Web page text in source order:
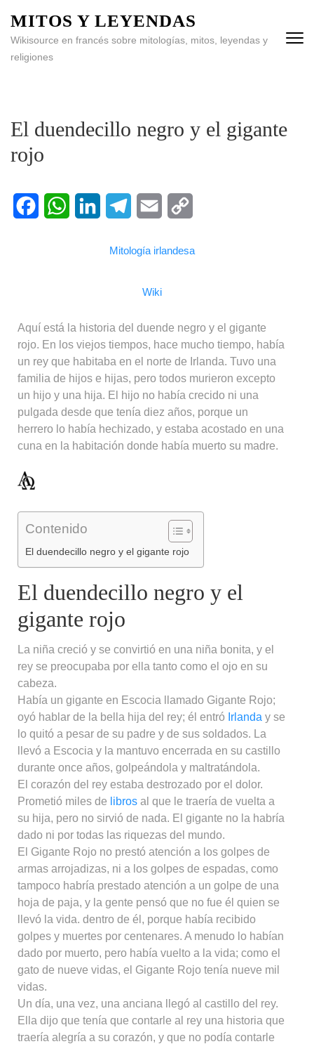
MITOS Y LEYENDAS
Wikisource en francés sobre mitologías, mitos, leyendas y
religiones
El duendecillo negro y el gigante
rojo
Link
Mitología irlandesa
Wiki
Aquí está la historia del duende negro y el gigante
rojo. En los viejos tiempos, hace mucho tiempo, había
un rey que habitaba en el norte de Irlanda. Tuvo una
familia de hijos e hijas, pero todos murieron excepto
un hijo y una hija. El hijo no había crecido ni una
pulgada desde que tenía diez años, porque un
herrero lo había hechizado, y estaba acostado en una
cuna en la habitación donde había muerto su madre.
Contenido
El duendecillo negro y el gigante rojo
El duendecillo negro y el
gigante rojo
La niña creció y se convirtió en una niña bonita, y el
rey se preocupaba por ella tanto como el ojo en su
cabeza.
Había un gigante en Escocia llamado Gigante Rojo;
oyó hablar de la bella hija del rey; él entró Irlanda y se
lo quitó a pesar de su padre y de sus soldados. La
llevó a Escocia y la mantuvo encerrada en su castillo
durante once años, golpeándola y maltratándola.
El corazón del rey estaba destrozado por el dolor.
Prometió miles de libros al que le traería de vuelta a
su hija, pero no sirvió de nada. El gigante no la habría
dado ni por todas las riquezas del mundo.
El Gigante Rojo no prestó atención a los golpes de
armas arrojadizas, ni a los golpes de espadas, como
tampoco habría prestado atención a un golpe de una
hoja de paja, y la gente pensó que no fue él quien se
llevó la vida. dentro de él, porque había recibido
golpes y muertes por centenares. A menudo lo habían
dado por muerto, pero había vuelto a la vida; como el
gato de nueve vidas, el Gigante Rojo tenía nueve mil
vidas.
Un día, una vez, una anciana llegó al castillo del rey.
Ella dijo que tenía que contarle al rey una historia que
traería alegría a su corazón, y que no podía contarle